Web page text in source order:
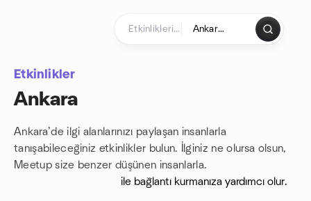
Etkinlikler
Ankara
Ankara’de ilgi alanlarınızı paylaşan insanlarla
tanışabileceğiniz etkinlikler bulun. İlginiz ne olursa olsun,
Meetup size benzer düşünen insanlarla.
ile bağlantı kurmanıza yardımcı olur.